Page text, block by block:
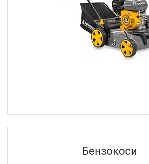
Бензокоси